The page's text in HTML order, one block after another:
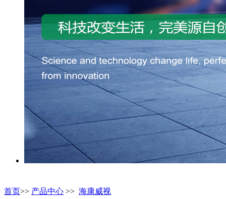
首页>> 产品中心 >> 海康威视